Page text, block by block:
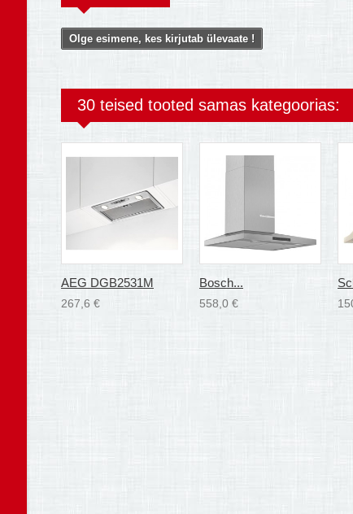
Olge esimene, kes kirjutab ülevaate !
30 teised tooted samas kategoorias:
AEG DGB2531M
267,6 €
Bosch...
558,0 €